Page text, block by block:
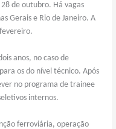
de outubro. Há vagas
Gerais e Rio de Janeiro. A
anos, no caso de
os do nível técnico. Após
no programa de trainee
internos.
ferroviária, operação